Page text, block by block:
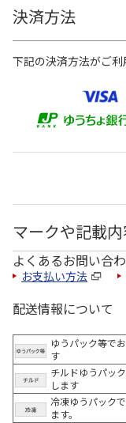
決済方法
下記の決済方法がご利
マークや記載
よくあるお問い合
お支払い方法
配送情報について
ゆうパック等で
す
チルドゆうパッ
します
冷凍ゆうパック
ます。